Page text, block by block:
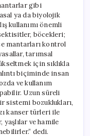
gibi
ya da biyolojik
kullanımı önemli
böcekleri;
mantarları kontrol
tarımsal
için sıklıkla
biçiminde insan
ve kullanım
Uzun süreli
sistemi bozuklukları,
kanser türleri ile
ve hamile
dedi.